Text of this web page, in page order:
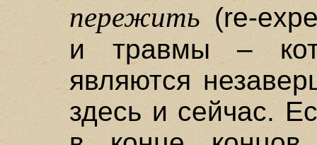
пережить (re-
и травмы –
являются
здесь и сейчас.